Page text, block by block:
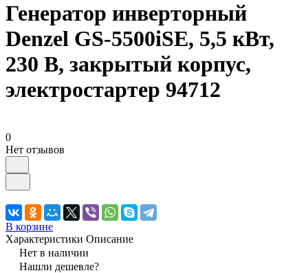
Генератор инверторный
Denzel GS-5500iSE, 5,5 кВт,
230 В, закрытый корпус,
электростартер 94712
0
Нет отзывов
В корзине
Характеристики Описание
Нет в наличии
Нашли дешевле?